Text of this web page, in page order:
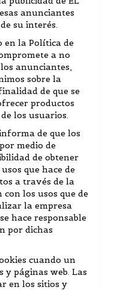
anunciantes
su interés.
en la Política de
a no
anunciantes,
sobre la
de que se
productos
los usuarios.
de que los
medio de
de obtener
que hace de
a través de la
los usos que de
la empresa
hace responsable
por dichas
cuando un
y páginas web. Las
en los sitios y